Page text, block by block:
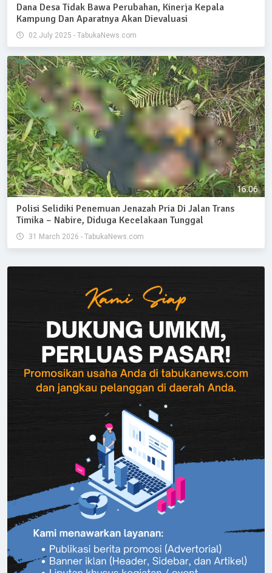
Dana Desa Tidak Bawa Perubahan, Kinerja Kepala
Kampung Dan Aparatnya Akan Dievaluasi
02 July 2025 - TabukaNews.com
Polisi Selidiki Penemuan Jenazah Pria Di Jalan Trans
Timika – Nabire, Diduga Kecelakaan Tunggal
31 March 2026 - TabukaNews.com